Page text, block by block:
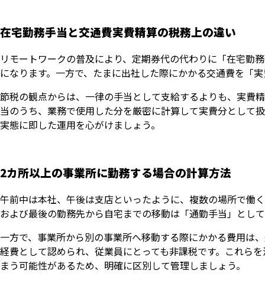
在宅勤務手当と交通費実費精算の税務上の違い
リモートワークの普及により、定期券代の代わりに「在宅勤
になります。一方で、たまに出社した際にかかる交通費を「
節税の観点からは、一律の手当として支給するよりも、実費
当のうち、業務で使用した分を厳密に計算して実費分として
実態に即した運用を心がけましょう。
2カ所以上の事業所に勤務する場合の計算方法
午前中は本社、午後は支店といったように、複数の場所で働
および最後の勤務先から自宅までの移動は「通勤手当」とし
一方で、事業所から別の事業所へ移動する際にかかる費用は
経費として認められ、従業員にとっても非課税です。これら
まう可能性があるため、明確に区別して管理しましょう。